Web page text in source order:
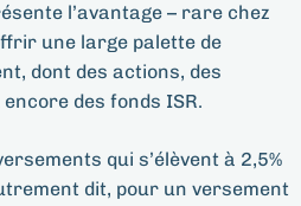
l’avantage – rare chez
une large palette de
dont des actions, des
des fonds ISR.
qui s’élèvent à 2,5%
dit, pour un versement